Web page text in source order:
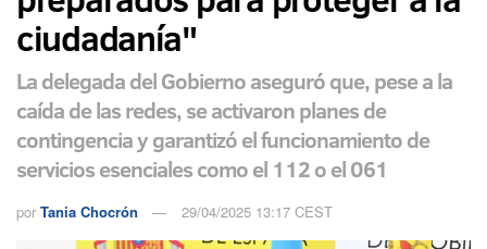
ciudadanía"
La delegada del Gobierno aseguró que, pese a la
caída de las redes, se activaron planes de
contingencia y garantizó el funcionamiento de
servicios esenciales como el 112 o el 061
por Tania Chocrón 29/04/2025 13:17 CEST